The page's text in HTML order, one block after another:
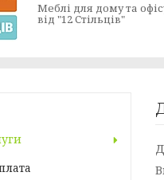
Меблі для дому та
від "12 Стільців"